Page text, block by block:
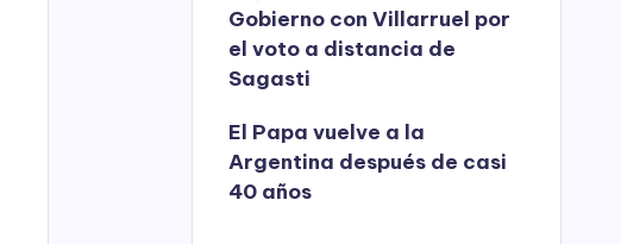
Gobierno con Villarruel por
el voto a distancia de
Sagasti
El Papa vuelve a la
Argentina después de casi
40 años